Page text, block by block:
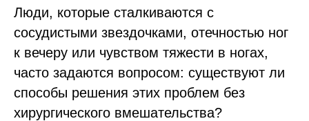
Люди, которые сталкиваются с
сосудистыми звездочками, отечностью ног
к вечеру или чувством тяжести в ногах,
часто задаются вопросом: существуют ли
способы решения этих проблем без
хирургического вмешательства?